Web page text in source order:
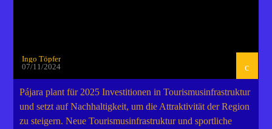
Ingo Töpfer
07/11/2024
Pájara plant für 2025 Investitionen in Tourismusinfrastruktur
und setzt auf Nachhaltigkeit, um die Attraktivität der Region
zu steigern. Neue Tourismusinfrastruktur und sportliche